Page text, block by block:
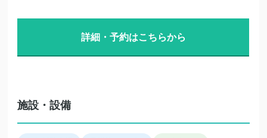
詳細・予約はこちらから
施設・設備